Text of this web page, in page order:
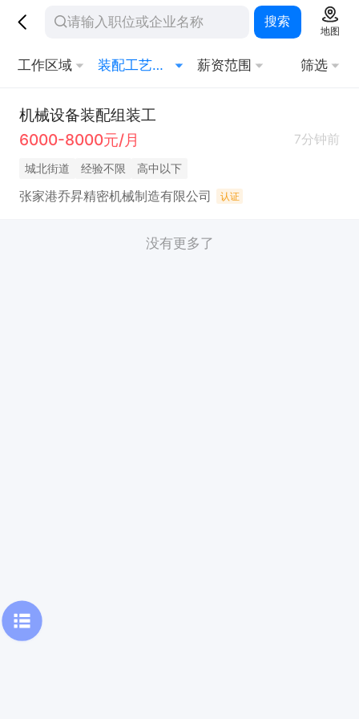
搜索
地图
工作区域 装配工艺工程师 薪资范围 筛选
机械设备装配组装工
6000-8000元/月
7分钟前
城北街道 经验不限 高中以下
张家港乔昇精密机械制造有限公司 认证
没有更多了